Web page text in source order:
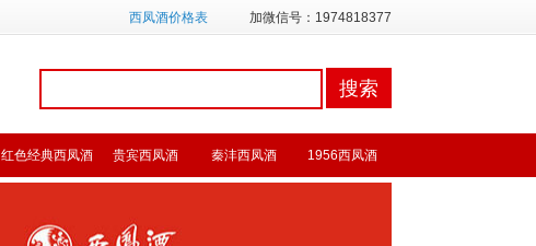
西凤酒价格表 加微信号：1974818377
红色经典西凤酒 贵宾西凤酒 秦沣西凤酒 1956西凤酒